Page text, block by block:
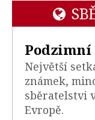
Největší
známek,
sběratelstvi
Evropě.